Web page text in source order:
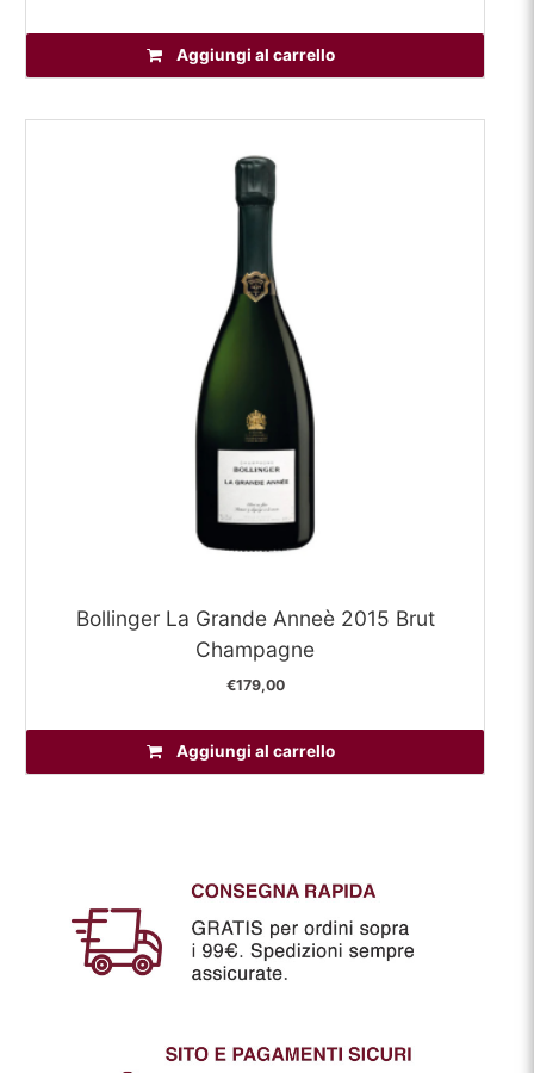
Aggiungi al carrello
Bollinger La Grande Anneè 2015 Brut
Champagne
€179,00
Aggiungi al carrello